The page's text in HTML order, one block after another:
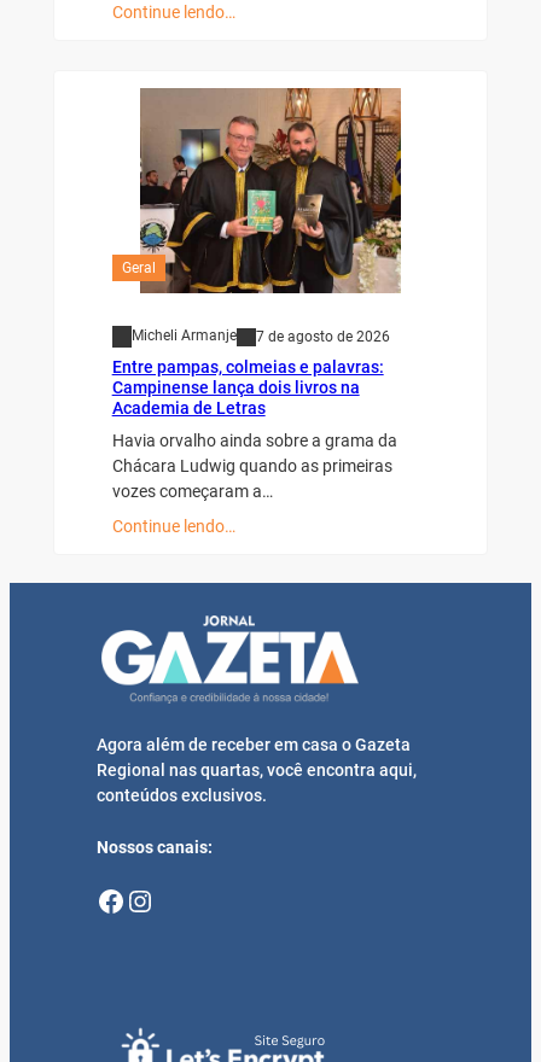
Continue lendo…
Geral
Micheli Armanje 7 de agosto de 2026
Entre pampas, colmeias e palavras:
Campinense lança dois livros na
Academia de Letras
Havia orvalho ainda sobre a grama da
Chácara Ludwig quando as primeiras
vozes começaram a…
Continue lendo…
Agora além de receber em casa o Gazeta
Regional nas quartas, você encontra aqui,
conteúdos exclusivos.
Nossos canais:
Facebook Instagram